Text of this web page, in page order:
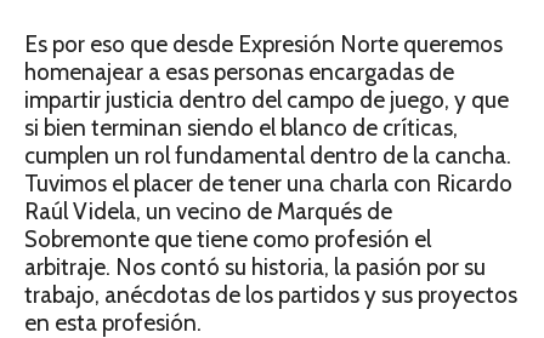
Es por eso que desde Expresión Norte queremos
homenajear a esas personas encargadas de
impartir justicia dentro del campo de juego, y que
si bien terminan siendo el blanco de críticas,
cumplen un rol fundamental dentro de la cancha.
Tuvimos el placer de tener una charla con Ricardo
Raúl Videla, un vecino de Marqués de
Sobremonte que tiene como profesión el
arbitraje. Nos contó su historia, la pasión por su
trabajo, anécdotas de los partidos y sus proyectos
en esta profesión.